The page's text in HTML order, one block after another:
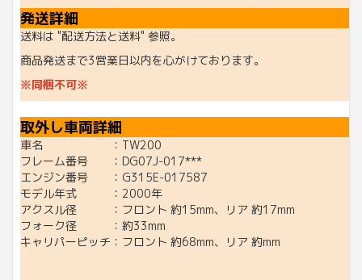
発送詳細
送料は "配送方法と送料" 参照。
商品発送まで3営業日以内を心がけております。
※同梱不可※
取外し車両詳細
車名 ：TW200
フレーム番号 ：DG07J-017***
エンジン番号 ：G315E-017587
モデル年式 ：2000年
アクスル径 ：フロント 約15mm、リア 約17mm
フォーク径 ：約33mm
キャリパーピッチ：フロント 約68mm、リア 約mm